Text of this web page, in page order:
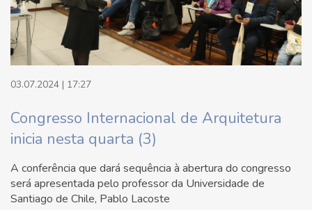
03.07.2024 | 17:27
Congresso Internacional de Arquitetura
inicia nesta quarta (3)
A conferência que dará sequência à abertura do congresso
será apresentada pelo professor da Universidade de
Santiago de Chile, Pablo Lacoste